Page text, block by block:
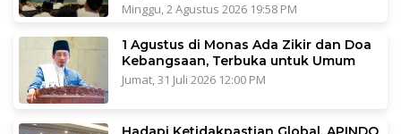
Minggu, 2 Agustus 2026 19:58 PM
1 Agustus di Monas Ada Zikir dan Doa
Kebangsaan, Terbuka untuk Umum
Jumat, 31 Juli 2026 12:00 PM